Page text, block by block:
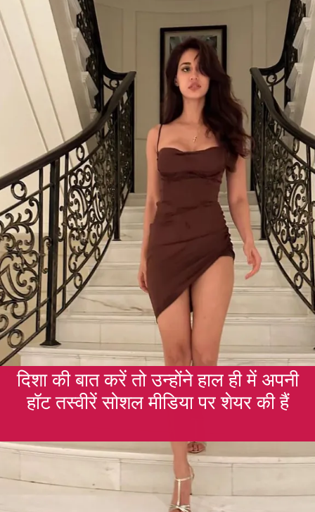
दिशा की बात करें तो उन्होंने हाल ही में अपनी
हॉट तस्वीरें सोशल मीडिया पर शेयर की हैं